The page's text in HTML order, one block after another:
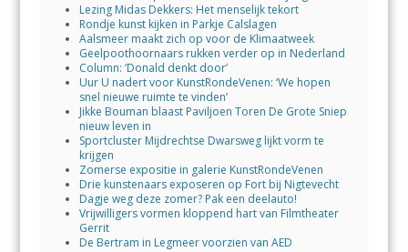
Lezing Midas Dekkers: Het menselijk tekort
Rondje kunst kijken in Parkje Calslagen
Aalsmeer maakt zich op voor de Klimaatweek
Geelpoothoornaars rukken verder op in Nederland
Column: ‘Donald denkt door’
Uur U nadert voor KunstRondeVenen: ‘We hopen
snel nieuwe ruimte te vinden’
Jikke Bouman blaast Paviljoen Toren De Grote Sniep
nieuw leven in
Sportcluster Mijdrechtse Dwarsweg lijkt vorm te
krijgen
Zomerse expositie in galerie KunstRondeVenen
Drie kunstenaars exposeren op Fort bij Nigtevecht
Dagje weg deze zomer? Pak een deelauto!
Vrijwilligers vormen kloppend hart van Filmtheater
Gerrit
De Bertram in Legmeer voorzien van AED